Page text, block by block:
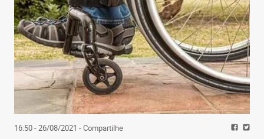
16:50 - 26/08/2021 - Compartilhe